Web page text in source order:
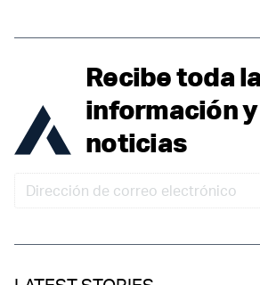
Recibe toda la
información
noticias